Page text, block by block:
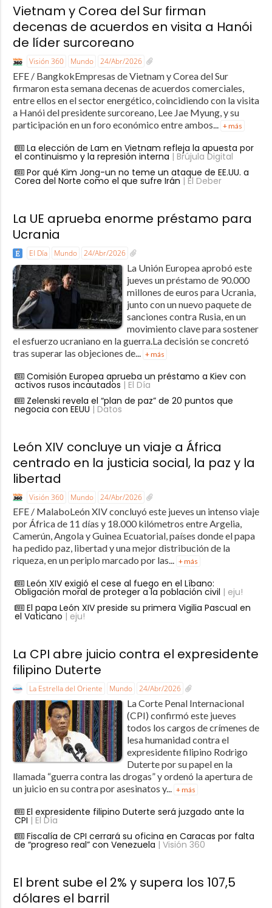
Vietnam y Corea del Sur firman
decenas de acuerdos en visita a Hanói
de líder surcoreano
Visión 360 Mundo 24/Abr/2026
EFE / BangkokEmpresas de Vietnam y Corea del Sur
firmaron esta semana decenas de acuerdos comerciales,
entre ellos en el sector energético, coincidiendo con la visita
a Hanói del presidente surcoreano, Lee Jae Myung, y su
participación en un foro económico entre ambos...
+ más
La elección de Lam en Vietnam refleja la apuesta por
el continuismo y la represión interna | Brújula Digital
Por qué Kim Jong-un no teme un ataque de EE.UU. a
Corea del Norte como el que sufre Irán | El Deber
La UE aprueba enorme préstamo para
Ucrania
El Día Mundo 24/Abr/2026
La Unión Europea aprobó este
jueves un préstamo de 90.000
millones de euros para Ucrania,
junto con un nuevo paquete de
sanciones contra Rusia, en un
movimiento clave para sostener
el esfuerzo ucraniano en la guerra.La decisión se concretó
tras superar las objeciones de...
+ más
Comisión Europea aprueba un préstamo a Kiev con
activos rusos incautados | El Día
Zelenski revela el “plan de paz” de 20 puntos que
negocia con EEUU | Datos
León XIV concluye un viaje a África
centrado en la justicia social, la paz y la
libertad
Visión 360 Mundo 24/Abr/2026
EFE / MalaboLeón XIV concluyó este jueves un intenso viaje
por África de 11 días y 18.000 kilómetros entre Argelia,
Camerún, Angola y Guinea Ecuatorial, países donde el papa
ha pedido paz, libertad y una mejor distribución de la
riqueza, en un periplo marcado por las... + más
León XIV exigió el cese al fuego en el Líbano:
Obligación moral de proteger a la población civil | eju!
El papa León XIV preside su primera Vigilia Pascual en
el Vaticano | eju!
La CPI abre juicio contra el expresidente
filipino Duterte
La Estrella del Oriente Mundo 24/Abr/2026
La Corte Penal Internacional
(CPI) confirmó este jueves
todos los cargos de crímenes de
lesa humanidad contra el
expresidente filipino Rodrigo
Duterte por su papel en la
llamada “guerra contra las drogas” y ordenó la apertura de
un juicio en su contra por asesinatos y... + más
El expresidente filipino Duterte será juzgado ante la
CPI | El Día
Fiscalía de CPI cerrará su oficina en Caracas por falta
de “progreso real” con Venezuela | Visión 360
El brent sube el 2% y supera los 107,5
dólares el barril